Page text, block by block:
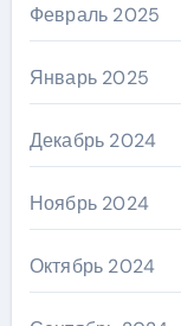
Февраль 2025
Январь 2025
Декабрь 2024
Ноябрь 2024
Октябрь 2024